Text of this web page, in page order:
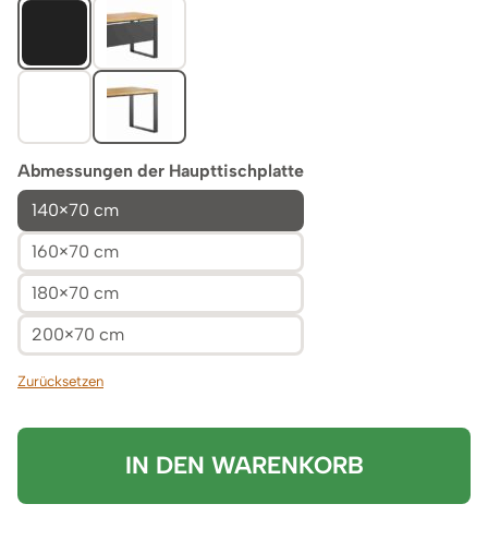
Abmessungen der Haupttischplatte
140×70 cm
160×70 cm
180×70 cm
200×70 cm
Zurücksetzen
IN DEN WARENKORB